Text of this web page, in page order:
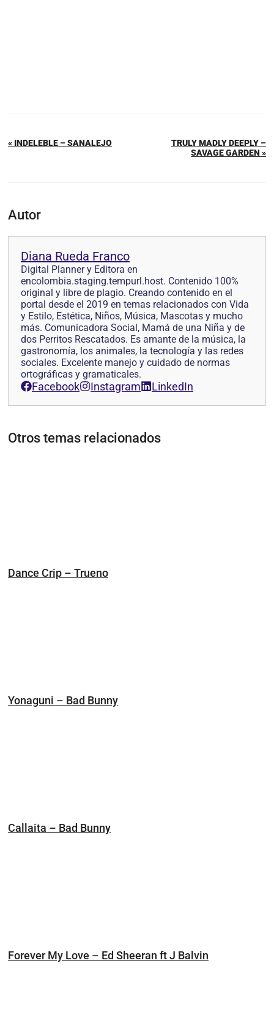
« INDELEBLE – SANALEJO
TRULY MADLY DEEPLY –
SAVAGE GARDEN »
Autor
Diana Rueda Franco
Digital Planner y Editora en
encolombia.staging.tempurl.host. Contenido 100%
original y libre de plagio. Creando contenido en el
portal desde el 2019 en temas relacionados con Vida
y Estilo, Estética, Niños, Música, Mascotas y mucho
más. Comunicadora Social, Mamá de una Niña y de
dos Perritos Rescatados. Es amante de la música, la
gastronomía, los animales, la tecnología y las redes
sociales. Excelente manejo y cuidado de normas
ortográficas y gramaticales.
Facebook Instagram LinkedIn
Otros temas relacionados
Dance Crip – Trueno
Yonaguni – Bad Bunny
Callaita – Bad Bunny
Forever My Love – Ed Sheeran ft J Balvin